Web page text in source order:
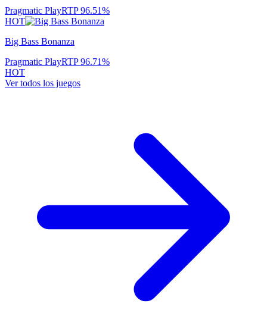
Pragmatic PlayRTP96.51%
HOT
Big Bass Bonanza
Pragmatic PlayRTP96.71%
HOT
Ver todos los juegos